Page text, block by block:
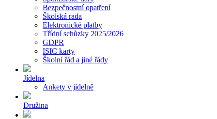
Bezpečnostní opatření
Školská rada
Elektronické platby
Třídní schůzky 2025/2026
GDPR
ISIC karty
Školní řád a jiné řády
Jídelna
Ankety v jídelně
Družina